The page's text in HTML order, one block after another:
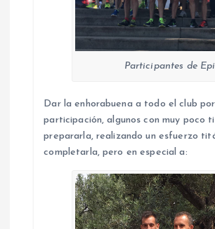
Participantes de
Dar la enhorabuena a todo el club
participación, algunos con muy poco
prepararla, realizando un esfuerzo
completarla, pero en especial a: